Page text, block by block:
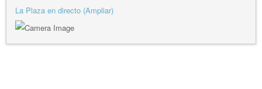
La Plaza en directo (Ampliar)